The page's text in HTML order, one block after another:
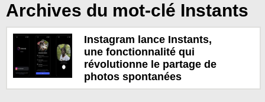
Archives du mot-clé Instants
Instagram lance Instants,
une fonctionnalité qui
révolutionne le partage de
photos spontanées